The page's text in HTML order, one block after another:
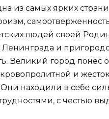
из самых ярких
людей своей
и
Великий город понес
и
находили в себе
с честью